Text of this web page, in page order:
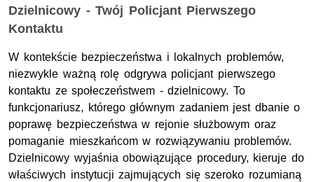
Dzielnicowy - Twój Policjant Pierwszego
Kontaktu
W kontekście bezpieczeństwa i lokalnych problemów,
niezwykle ważną rolę odgrywa policjant pierwszego
kontaktu ze społeczeństwem - dzielnicowy. To
funkcjonariusz, którego głównym zadaniem jest dbanie o
poprawę bezpieczeństwa w rejonie służbowym oraz
pomaganie mieszkańcom w rozwiązywaniu problemów.
Dzielnicowy wyjaśnia obowiązujące procedury, kieruje do
właściwych instytucji zajmujących się szeroko rozumianą